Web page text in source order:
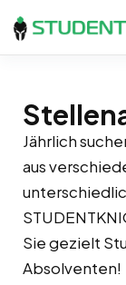
Jährlich
aus
Sie gezielt
Absolventen!